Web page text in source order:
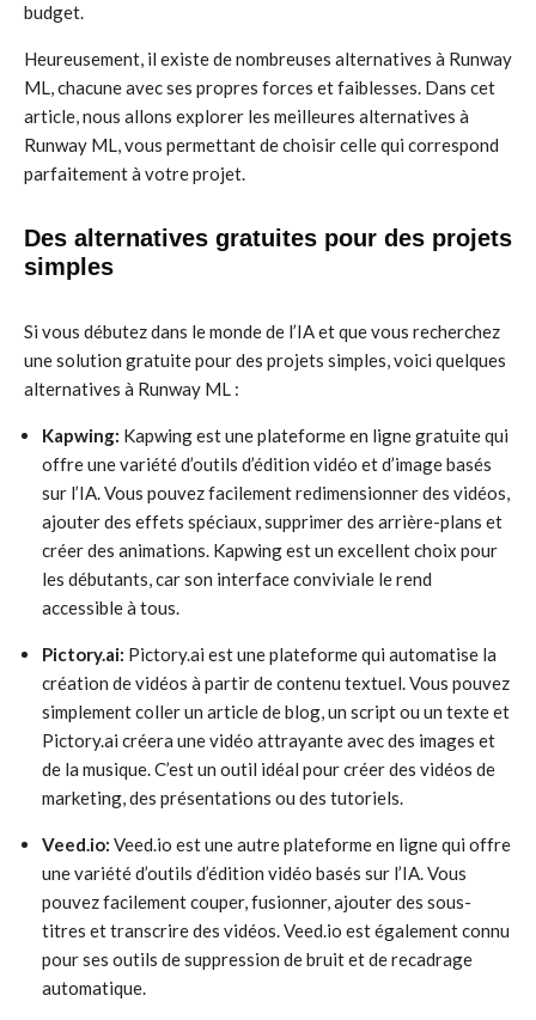
budget.
Heureusement, il existe de nombreuses alternatives à Runway
ML, chacune avec ses propres forces et faiblesses. Dans cet
article, nous allons explorer les meilleures alternatives à
Runway ML, vous permettant de choisir celle qui correspond
parfaitement à votre projet.
Des alternatives gratuites pour des projets
simples
Si vous débutez dans le monde de l’IA et que vous recherchez
une solution gratuite pour des projets simples, voici quelques
alternatives à Runway ML :
Kapwing: Kapwing est une plateforme en ligne gratuite qui
offre une variété d’outils d’édition vidéo et d’image basés
sur l’IA. Vous pouvez facilement redimensionner des vidéos,
ajouter des effets spéciaux, supprimer des arrière-plans et
créer des animations. Kapwing est un excellent choix pour
les débutants, car son interface conviviale le rend
accessible à tous.
Pictory.ai: Pictory.ai est une plateforme qui automatise la
création de vidéos à partir de contenu textuel. Vous pouvez
simplement coller un article de blog, un script ou un texte et
Pictory.ai créera une vidéo attrayante avec des images et
de la musique. C’est un outil idéal pour créer des vidéos de
marketing, des présentations ou des tutoriels.
Veed.io: Veed.io est une autre plateforme en ligne qui offre
une variété d’outils d’édition vidéo basés sur l’IA. Vous
pouvez facilement couper, fusionner, ajouter des sous-
titres et transcrire des vidéos. Veed.io est également connu
pour ses outils de suppression de bruit et de recadrage
automatique.